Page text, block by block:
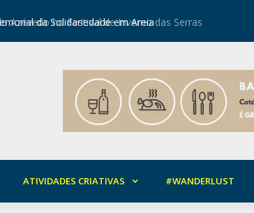
da Solidariedade em Areia
ATIVIDADES CRIATIVAS #WANDERLUST